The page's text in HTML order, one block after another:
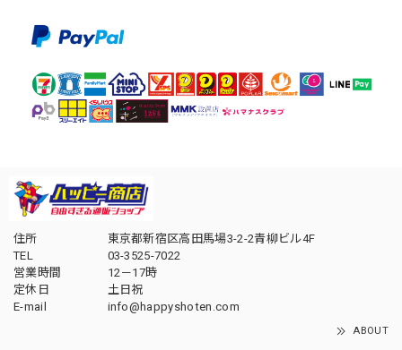
住所
東京都新宿区高田馬場3-2-2青柳ビル4F
TEL
03-3525-7022
営業時間
12－17時
定休日
土日祝
E-mail
info@happyshoten.com
ABOUT